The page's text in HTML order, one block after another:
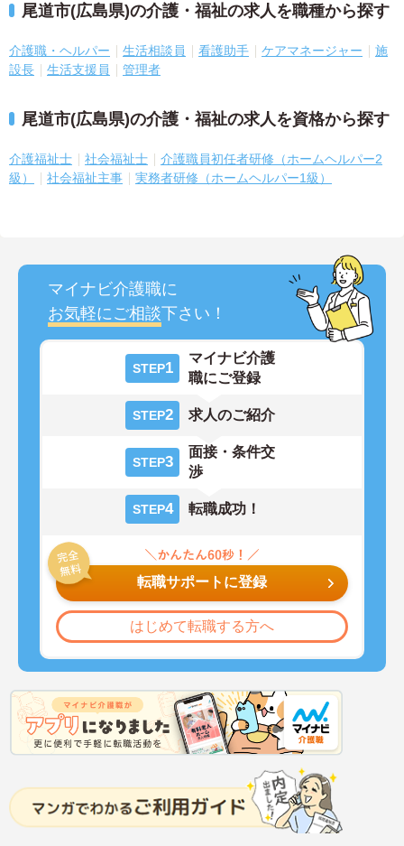
尾道市(広島県)の介護・福祉の求人を職種から探す
介護職・ヘルパー 生活相談員 看護助手 ケアマネージャー
施
設長
生活支援員 管理者
尾道市(広島県)の介護・福祉の求人を資格から探す
介護福祉士 社会福祉士
介護職員初任者研修（ホームヘルパー2
級）
社会福祉主事 実務者研修（ホームヘルパー1級）
マイナビ介護職に
お気軽にご相談下さい！
STEP1
マイナビ介護
職にご登録
STEP2 求人のご紹介
STEP3
面接・条件交
渉
STEP4 転職成功！
転職サポートに登録
はじめて転職する方へ